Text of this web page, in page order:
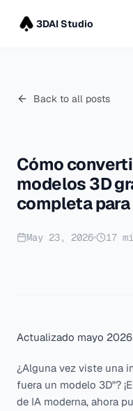
3DAI Studio
Back to all posts
Cómo
modelos 3D
completa
May 23, 2026 17
Actualizado mayo 2026
¿Alguna vez viste una
fuera un modelo 3D"?
de IA moderna, ahora